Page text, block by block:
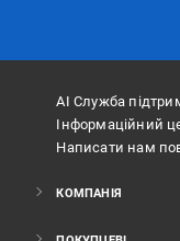
АІ Служба
Інформаційний
Написати нам
КОМПАНІЯ